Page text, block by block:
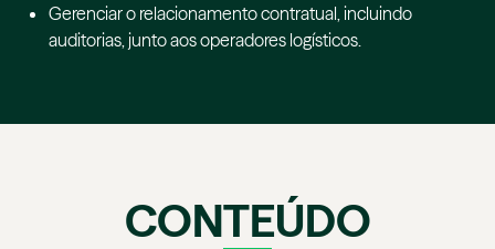
Gerenciar o relacionamento contratual, incluindo
auditorias, junto aos operadores logísticos.
CONTEÚDO